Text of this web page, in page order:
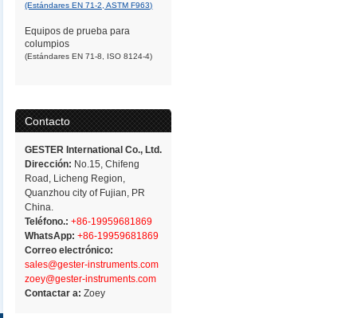
(Estándares EN 71-2, ASTM F963)
Equipos de prueba para
columpios
(Estándares EN 71-8, ISO 8124-4)
Contacto
GESTER International Co., Ltd.
Dirección: No.15, Chifeng
Road, Licheng Region,
Quanzhou city of Fujian, PR
China.
Teléfono.: +86-19959681869
WhatsApp: +86-19959681869
Correo electrónico:
sales@gester-instruments.com
zoey@gester-instruments.com
Contactar a:Zoey